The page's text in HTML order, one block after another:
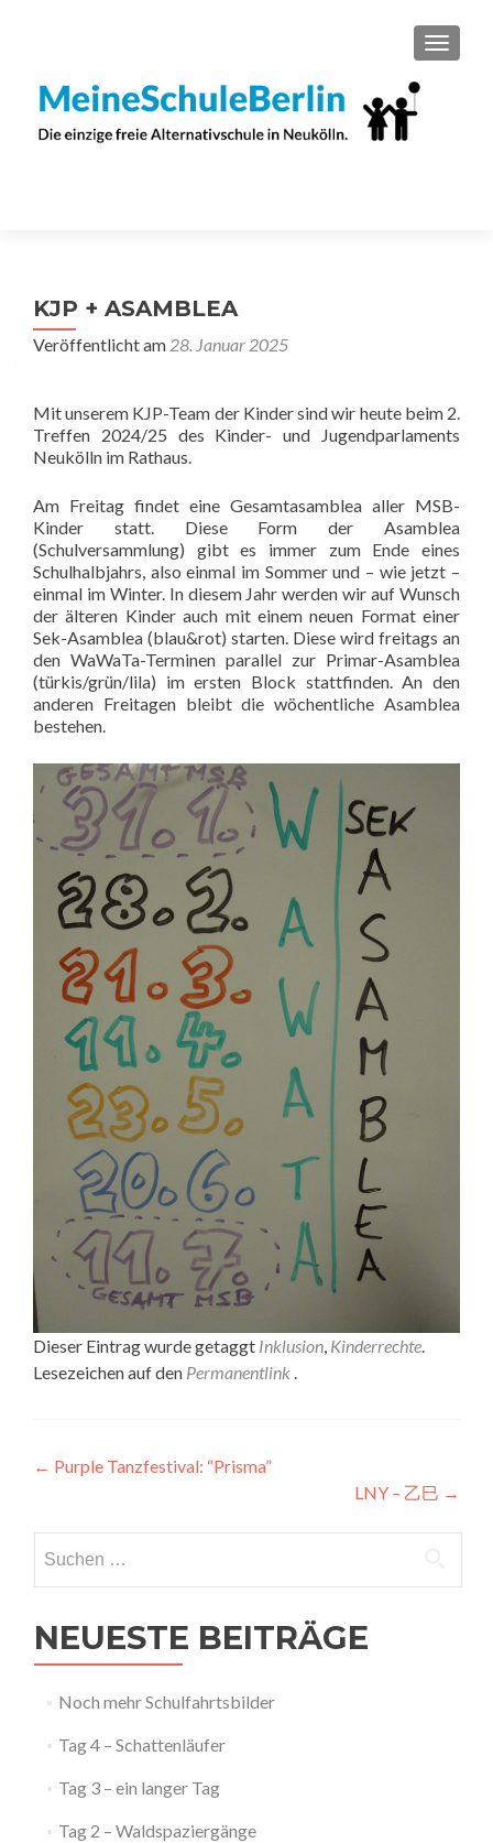
KJP + ASAMBLEA
Veröffentlicht am 28. Januar 2025
Mit unserem KJP-Team der Kinder sind wir heute beim 2.
Treffen 2024/25 des Kinder- und Jugendparlaments
Neukölln im Rathaus.
Am Freitag findet eine Gesamtasamblea aller MSB-
Kinder statt. Diese Form der Asamblea
(Schulversammlung) gibt es immer zum Ende eines
Schulhalbjahrs, also einmal im Sommer und – wie jetzt –
einmal im Winter. In diesem Jahr werden wir auf Wunsch
der älteren Kinder auch mit einem neuen Format einer
Sek-Asamblea (blau&rot) starten. Diese wird freitags an
den WaWaTa-Terminen parallel zur Primar-Asamblea
(türkis/grün/lila) im ersten Block stattfinden. An den
anderen Freitagen bleibt die wöchentliche Asamblea
bestehen.
Dieser Eintrag wurde getaggt Inklusion, Kinderrechte.
Lesezeichen auf den Permanentlink .
Artikel-
← Purple Tanzfestival: “Prisma”
LNY – 乙巳 →
nach:
NEUESTE BEITRÄGE
Noch mehr Schulfahrtsbilder
Tag 4 – Schattenläufer
Tag 3 – ein langer Tag
Tag 2 – Waldspaziergänge